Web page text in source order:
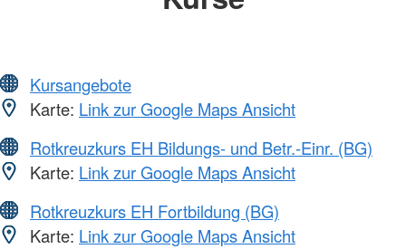
Kursangebote
Karte: Link zur Google Maps Ansicht
Rotkreuzkurs EH Bildungs- und Betr.-Einr. (BG)
Karte: Link zur Google Maps Ansicht
Rotkreuzkurs EH Fortbildung (BG)
Karte: Link zur Google Maps Ansicht